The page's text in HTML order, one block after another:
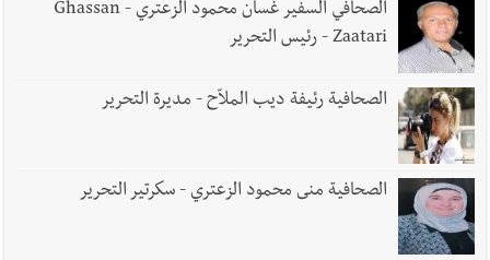
الصحافي السفير غسان محمود الزعتري - Ghassan
Zaatari - رئيس التحرير
الصحافية رئيفة ديب الملاّح - مديرة التحرير
الصحافية منى محمود الزعتري - سكرتير التحرير